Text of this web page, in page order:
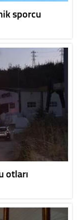
sporcu
otları